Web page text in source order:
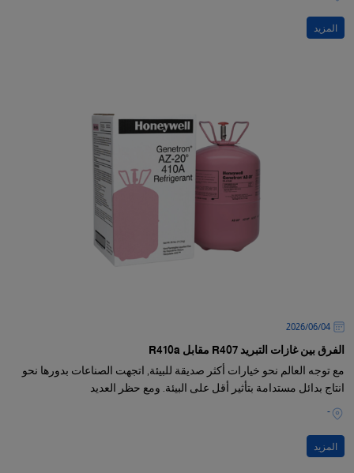
المزيد
04‏/06‏/2026
الفرق بين غازات التبريد R407 مقابل R410a
مع توجه العالم نحو خيارات أكثر صديقة للبيئة, اتجهت الصناعات بدورها نحو
انتاج بدائل مستدامة بتأثير أقل على البيئة. ومع حظر العديد
-
المزيد